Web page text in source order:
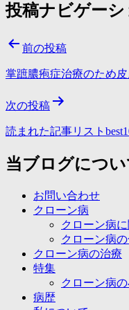
投稿ナビゲーシ
前の投稿
掌蹠膿疱症治療のため
次の投稿
読まれた記事リスト
当ブログについ
お問い合わせ
クローン病
クローン病
クローン病
クローン病の治療
特集
クローン病
病歴